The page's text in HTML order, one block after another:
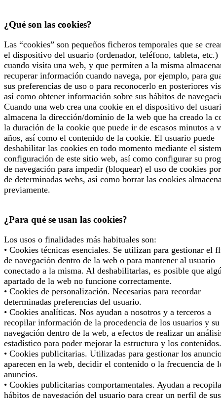
¿Qué son las cookies?
Las “cookies” son pequeños ficheros temporales que se
el dispositivo del usuario (ordenador, teléfono, tableta, etc.)
cuando visita una web, y que permiten a la misma
recuperar información cuando navega, por ejemplo, para
sus preferencias de uso o para reconocerlo en posteriores
así como obtener información sobre sus hábitos de
Cuando una web crea una cookie en el dispositivo del
almacena la dirección/dominio de la web que ha creado la
la duración de la cookie que puede ir de escasos minutos a
años, así como el contenido de la cookie. El usuario puede
deshabilitar las cookies en todo momento mediante el
configuración de este sitio web, así como configurar su
de navegación para impedir (bloquear) el uso de cookies
de determinadas webs, así como borrar las cookies
previamente.
¿Para qué se usan las cookies?
Los usos o finalidades más habituales son:
• Cookies técnicas esenciales. Se utilizan para gestionar el
de navegación dentro de la web o para mantener al usuario
conectado a la misma. Al deshabilitarlas, es posible que
apartado de la web no funcione correctamente.
• Cookies de personalización. Necesarias para recordar
determinadas preferencias del usuario.
• Cookies analíticas. Nos ayudan a nosotros y a terceros a
recopilar información de la procedencia de los usuarios y su
navegación dentro de la web, a efectos de realizar un
estadístico para poder mejorar la estructura y los contenidos.
• Cookies publicitarias. Utilizadas para gestionar los
aparecen en la web, decidir el contenido o la frecuencia de
anuncios.
• Cookies publicitarias comportamentales. Ayudan a
hábitos de navegación del usuario para crear un perfil de sus